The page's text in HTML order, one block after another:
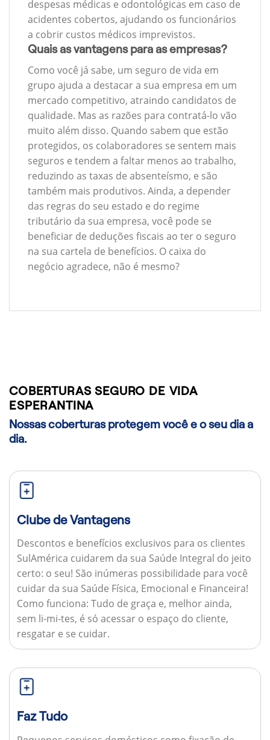
despesas médicas e odontológicas em caso de
acidentes cobertos, ajudando os funcionários
a cobrir custos médicos imprevistos.
Quais as vantagens para as empresas?
Como você já sabe, um seguro de vida em
grupo ajuda a destacar a sua empresa em um
mercado competitivo, atraindo candidatos de
qualidade. Mas as razões para contratá-lo vão
muito além disso. Quando sabem que estão
protegidos, os colaboradores se sentem mais
seguros e tendem a faltar menos ao trabalho,
reduzindo as taxas de absenteísmo, e são
também mais produtivos. Ainda, a depender
das regras do seu estado e do regime
tributário da sua empresa, você pode se
beneficiar de deduções fiscais ao ter o seguro
na sua cartela de benefícios. O caixa do
negócio agradece, não é mesmo?
COBERTURAS SEGURO DE VIDA
ESPERANTINA
Nossas coberturas protegem você e o seu dia a
dia.
Clube de Vantagens
Descontos e benefícios exclusivos para os clientes
SulAmérica cuidarem da sua Saúde Integral do jeito
certo: o seu! São inúmeras possibilidade para você
cuidar da sua Saúde Física, Emocional e Financeira!
Como funciona: Tudo de graça e, melhor ainda,
sem li-mi-tes, é só acessar o espaço do cliente,
resgatar e se cuidar.
Faz Tudo